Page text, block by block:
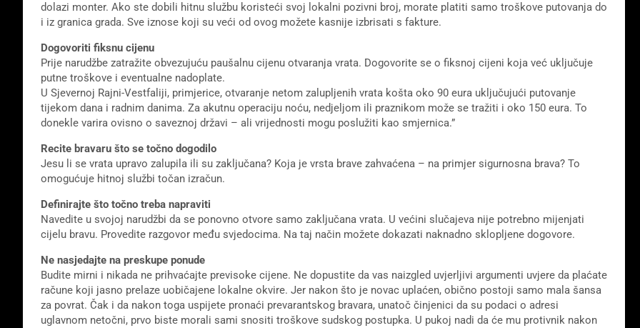
dolazi monter. Ako ste dobili hitnu službu koristeći svoj lokalni pozivni broj, morate platiti samo troškove putovanja do
i iz granica grada. Sve iznose koji su veći od ovog možete kasnije izbrisati s fakture.
Dogovoriti fiksnu cijenu
Prije narudžbe zatražite obvezujuću paušalnu cijenu otvaranja vrata. Dogovorite se o fiksnoj cijeni koja već uključuje
putne troškove i eventualne nadoplate.
U Sjevernoj Rajni-Vestfaliji, primjerice, otvaranje netom zalupljenih vrata košta oko 90 eura uključujući putovanje
tijekom dana i radnim danima. Za akutnu operaciju noću, nedjeljom ili praznikom može se tražiti i oko 150 eura. To
donekle varira ovisno o saveznoj državi – ali vrijednosti mogu poslužiti kao smjernica.”
Recite bravaru što se točno dogodilo
Jesu li se vrata upravo zalupila ili su zaključana? Koja je vrsta brave zahvaćena – na primjer sigurnosna brava? To
omogućuje hitnoj službi točan izračun.
Definirajte što točno treba napraviti
Navedite u svojoj narudžbi da se ponovno otvore samo zaključana vrata. U većini slučajeva nije potrebno mijenjati
cijelu bravu. Provedite razgovor među svjedocima. Na taj način možete dokazati naknadno sklopljene dogovore.
Ne nasjedajte na preskupe ponude
Budite mirni i nikada ne prihvaćajte previsoke cijene. Ne dopustite da vas naizgled uvjerljivi argumenti uvjere da plaćate
račune koji jasno prelaze uobičajene lokalne okvire. Jer nakon što je novac uplaćen, obično postoji samo mala šansa
za povrat. Čak i da nakon toga uspijete pronaći prevarantskog bravara, unatoč činjenici da su podaci o adresi
uglavnom netočni, prvo biste morali sami snositi troškove sudskog postupka. U pukoj nadi da će mu protivnik nakon